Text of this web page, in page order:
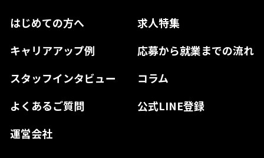
はじめての方へ
求人特集
キャリアアップ例
応募から就業までの流れ
スタッフインタビュー
コラム
よくあるご質問
公式LINE登録
運営会社
奈良県
和歌山県
島根県
山口県
徳島県
熊本県
宮崎県